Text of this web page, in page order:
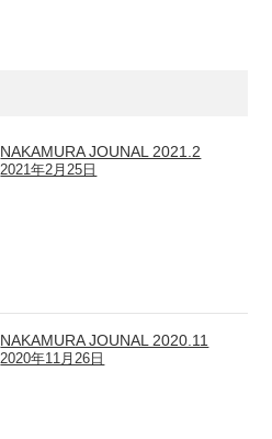
NAKAMURA JOUNAL 2021.2
2021年2月25日
NAKAMURA JOUNAL 2020.11
2020年11月26日